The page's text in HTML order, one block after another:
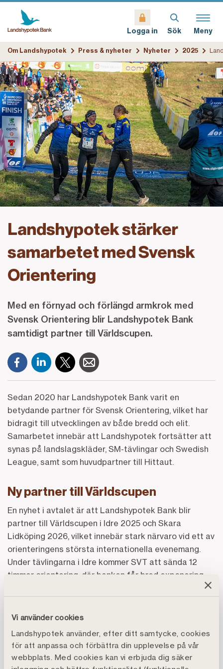
Vi använder cookies
Landshypotek använder, efter ditt samtycke, cookies
för att anpassa och förbättra din upplevelse på vår
webbplats. Med cookies kan vi erbjuda dig säker
Logga in Sök Meny
Om Landshypotek Press & nyheter Nyheter 2025
Landshypotek stärker
samarbetet med Svensk
Orientering
Med en förnyad och förlängd armkrok med
Svensk Orientering blir Landshypotek Bank
samtidigt partner till Världscupen.
Sedan 2020 har Landshypotek Bank varit en
betydande partner för Svensk Orientering, vilket har
bidragit till utvecklingen av både bredd och elit.
Samarbetet innebär att Landshypotek fortsätter att
synas på landslagskläder, SM-tävlingar och Swedish
League, samt som huvudpartner till Hittaut.
Ny partner till Världscupen
En nyhet i avtalet är att Landshypotek Bank blir
partner till Världscupen i Idre 2025 och Skara
Lidköping 2026, vilket innebär stark närvaro vid ett av
orienteringens största internationella evenemang.
Under tävlingarna i Idre kommer SVT att sända 12
timmar orientering, där banken får bred exponering.
– Vi är glada att Landshypotek Bank förlänger vårt
samarbete. Som premiumpartner har de tillgång till
våra största rättigheter, och vi har skapat flera
spännande aktiveringar, som en pressträff i bankens